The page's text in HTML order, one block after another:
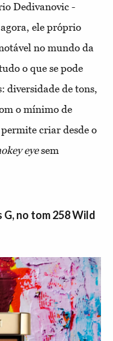
Dedivanovic -
ele próprio
no mundo da
o que se pode
diversidade de tons,
o mínimo de
criar desde o
eyesem
no tom 258 Wild